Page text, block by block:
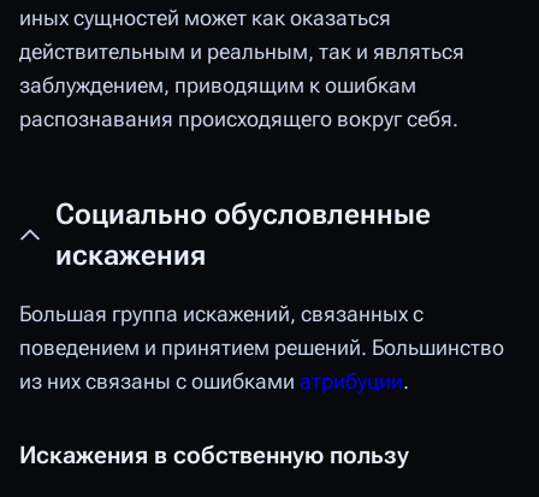
иных сущностей может как оказаться
действительным и реальным, так и являться
заблуждением, приводящим к ошибкам
распознавания происходящего вокруг себя.
Социально обусловленные
искажения
Большая группа искажений, связанных с
поведением и принятием решений. Большинство
из них связаны с ошибками атрибуции.
Искажения в собственную пользу